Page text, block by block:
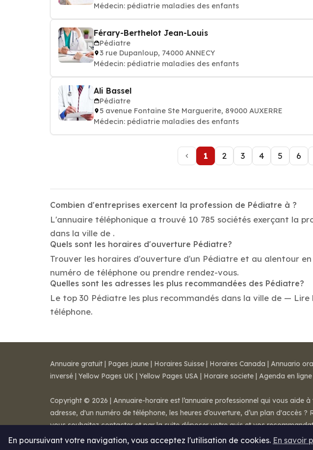
Médecin: pédiatrie maladies des enfants
Férary-Berthelot Jean-Louis
Pédiatre
3 rue Dupanloup, 74000 ANNECY
Médecin: pédiatrie maladies des enfants
Ali Bassel
Pédiatre
5 avenue Fontaine Ste Marguerite, 89000 AUXERRE
Médecin: pédiatrie maladies des enfants
1 2 3 4 5 6
Combien d'entreprises exercent la profession de Pédiatre à ?
L'annuaire téléphonique a trouvé 10 785 sociétés exerçant la
dans la ville de .
Quels sont les horaires d'ouverture Pédiatre?
Trouver les horaires d'ouverture d'un Pédiatre et au alentour
numéro de téléphone ou prendre rendez-vous.
Quelles sont les adresses les plus recommandées des Pédiatre?
Le top 30 Pédiatre les plus recommandés dans la ville de —
téléphone.
En poursuivant votre navigation, vous acceptez l'utilisation de cookies. En savoir
Annuaire gratuit | Pages jaune | Horaires Suisse | Horaires Canada | Annuario
inversé | Yellow Pages UK | Yellow Pages USA | Horaire societe | Agenda en ligne
Copyright © 2026 | Annuaire-horaire est l’annuaire professionnel qui vous aide
adresse, d'un numéro de téléphone, les heures d’ouverture, d’un plan d'accès
vous souhaitez contacter et par la suite déposer votre avis et vos
Mentions légales-Conditions de ventes- Contact